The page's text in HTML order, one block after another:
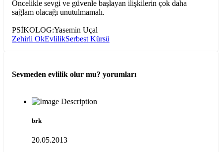
Öncelikle sevgi ve güvenle başlayan ilişkilerin çok daha
sağlam olacağı unutulmamalı.
PSİKOLOG:Yasemin Uçal
Zehirli OkEvlilikSerbest Kürsü
Sevmeden evlilik olur mu? yorumları
brk
20.05.2013